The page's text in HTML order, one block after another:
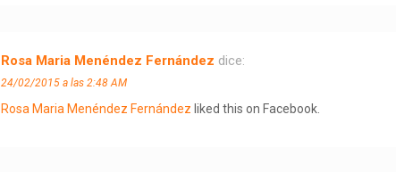
Rosa Maria Menéndez Fernández dice:
24/02/2015 a las 2:48 AM
Rosa Maria Menéndez Fernández liked this on Facebook.